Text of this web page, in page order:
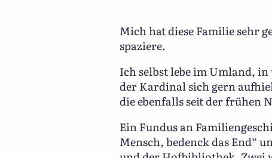
Mich hat diese Familie sehr
spaziere.
Ich selbst lebe im Umland,
der Kardinal sich gern
die ebenfalls seit der frühen
Ein Fundus an
Mensch, bedenck das End“